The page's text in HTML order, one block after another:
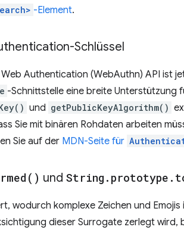
-Element.
Schlüssel
Authentication (WebAuthn) API ist
-Schnittstelle eine breite
und getPublicKeyAlgorithm()
Sie mit binären Rohdaten arbeiten
Sie auf der MDN-Seite für
) und String . prototype .
wodurch komplexe Zeichen und
dieser Surrogate zerlegt wird,